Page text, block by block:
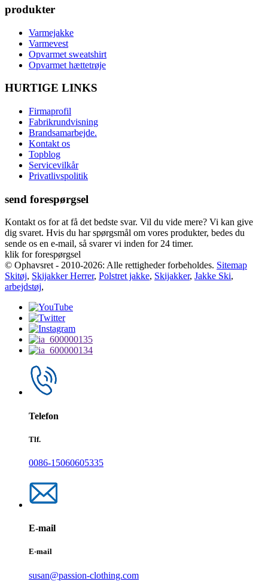
produkter
Varmejakke
Varmevest
Opvarmet sweatshirt
Opvarmet hættetrøje
HURTIGE LINKS
Firmaprofil
Fabrikrundvisning
Brandsamarbejde.
Kontakt os
Topblog
Servicevilkår
Privatlivspolitik
send forespørgsel
Kontakt os for at få det bedste svar. Vil du vide mere? Vi kan give
dig svaret. Hvis du har spørgsmål om vores produkter, bedes du
sende os en e-mail, så svarer vi inden for 24 timer.
klik for forespørgsel
© Ophavsret - 2010-2026: Alle rettigheder forbeholdes. Sitemap
Skitøj, Skijakker Herrer, Polstret jakke, Skijakker, Jakke Ski,
arbejdstøj,
Telefon
Tlf.
0086-15060605335
E-mail
E-mail
susan@passion-clothing.com